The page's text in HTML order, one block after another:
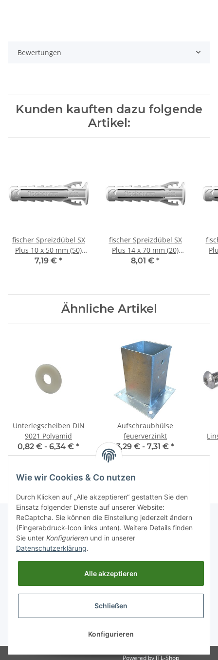
Bewertungen
Kunden kauften dazu folgende
Artikel:
fischer Spreizdübel SX
Plus 10 x 50 mm (50)
Stück
7,19 € *
fischer Spreizdübel SX
Plus 14 x 70 mm (20)
Stück
8,01 € *
Ähnliche Artikel
Unterlegscheiben DIN
9021 Polyamid
0,82 € - 6,34 € *
Aufschraubhülse
feuerverzinkt
3,29 € - 7,31 € *
Informationen
* Alle Preise inkl. gesetzlicher USt., zzgl.Versand
Powered by JTL-Shop
Wie wir Cookies & Co nutzen
Durch Klicken auf „Alle akzeptieren“ gestatten Sie den
Einsatz folgender Dienste auf unserer Website:
ReCaptcha. Sie können die Einstellung jederzeit ändern
(Fingerabdruck-Icon links unten). Weitere Details finden
Sie unter Konfigurieren und in unserer
Datenschutzerklärung.
Alle akzeptieren
Schließen
Konfigurieren